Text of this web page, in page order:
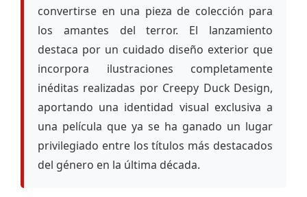
convertirse en una pieza de colección para
los amantes del terror. El lanzamiento
destaca por un cuidado diseño exterior que
incorpora ilustraciones completamente
inéditas realizadas por Creepy Duck Design,
aportando una identidad visual exclusiva a
una película que ya se ha ganado un lugar
privilegiado entre los títulos más destacados
del género en la última década.